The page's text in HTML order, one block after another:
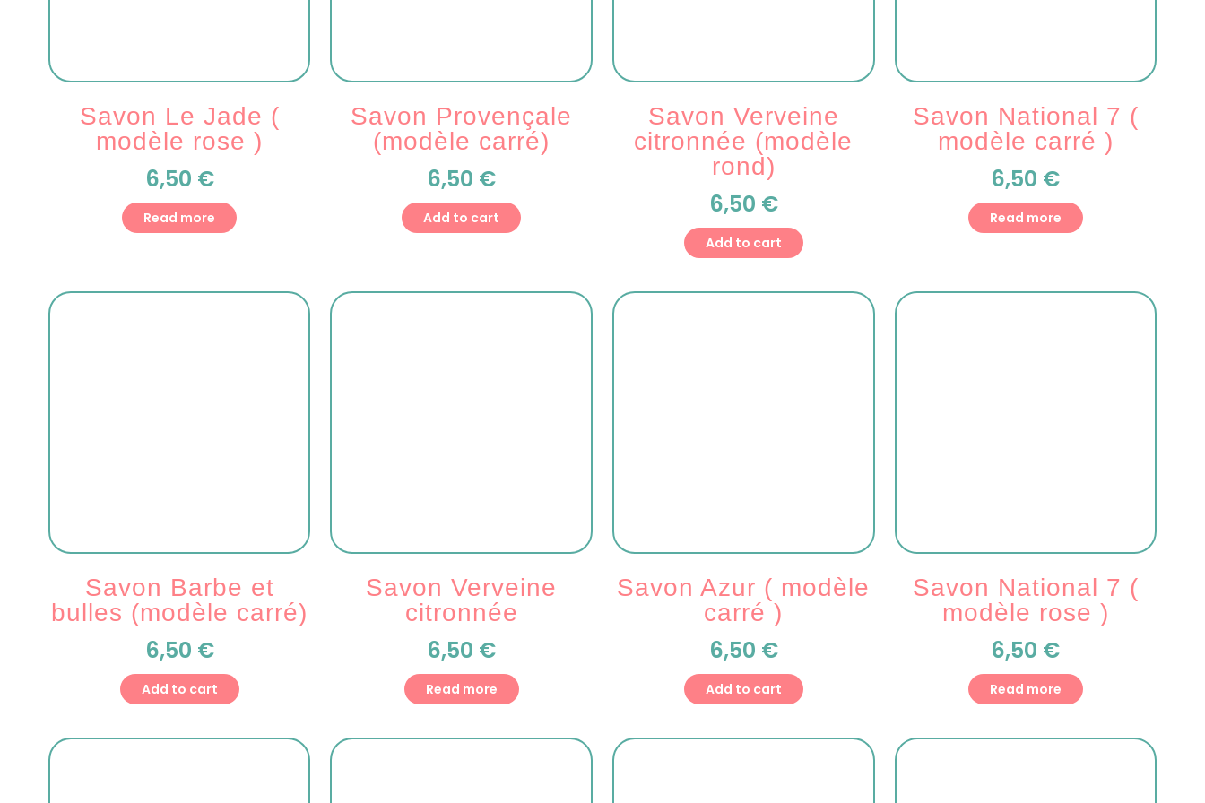
Savon Le Jade (
modèle rose )
6,50 €
Read more
Savon Provençale
(modèle carré)
6,50 €
Add to cart
Savon Verveine
citronnée (modèle
rond)
6,50 €
Add to cart
Savon National 7 (
modèle carré )
6,50 €
Read more
Savon Barbe et
bulles (modèle carré)
6,50 €
Add to cart
Savon Verveine
citronnée
6,50 €
Read more
Savon Azur ( modèle
carré )
6,50 €
Add to cart
Savon National 7 (
modèle rose )
6,50 €
Read more